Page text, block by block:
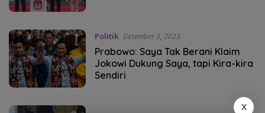
Politik Desember 3, 2023
Prabowo: Saya Tak Berani Klaim
Jokowi Dukung Saya, tapi Kira-kira
Sendiri
X